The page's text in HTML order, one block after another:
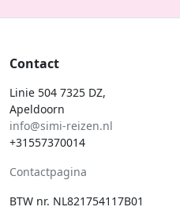
Contact
Linie 504 7325 DZ,
Apeldoorn
info@simi-reizen.nl
+31557370014
Contactpagina
BTW nr. NL821754117B01